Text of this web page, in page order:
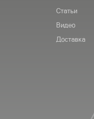
Статьи
Видео
Доставка